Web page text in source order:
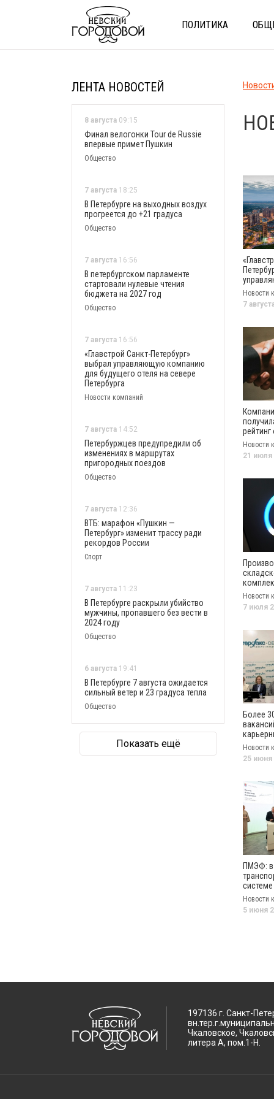
ПОЛИТИКА
севере
Новости
7
рейтинг
Новости
21 июля
Новости
7 июля
Более
пройдет
ярмарки
Новости
25 июня
ПМЭФ: в
системе
Новости
5 июня
ЛЕНТА НОВОСТЕЙ
8 августа 09:15
Финал велогонки Tour de Russie
впервые примет Пушкин
Общество
7 августа 18:25
В Петербурге на выходных воздух
прогреется до +21 градуса
Общество
7 августа 16:56
В петербургском парламенте
стартовали нулевые чтения
бюджета на 2027 год
Общество
7 августа 16:56
«Главстрой Санкт-Петербург»
выбрал управляющую компанию
для будущего отеля на севере
Петербурга
Новости компаний
7 августа 14:52
Петербуржцев предупредили об
изменениях в маршрутах
пригородных поездов
Общество
7 августа 12:36
ВТБ: марафон «Пушкин —
Петербург» изменит трассу ради
рекордов России
Спорт
7 августа 11:23
В Петербурге раскрыли убийство
мужчины, пропавшего без вести в
2024 году
Общество
6 августа 19:41
В Петербурге 7 августа ожидается
сильный ветер и 23 градуса тепла
Общество
Показать ещё
197136 г. Санкт-
Чкаловское,
литера А, пом.1-Н.